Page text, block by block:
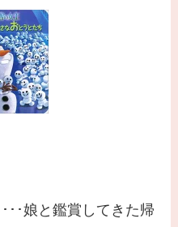
･･娘と鑑賞してきた帰